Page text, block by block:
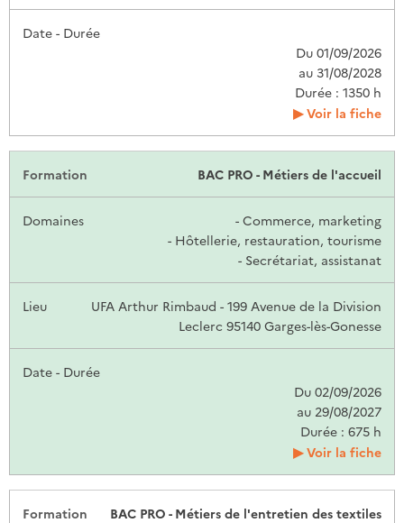
Du 01/09/2026
au 31/08/2028
Durée : 1350 h
Voir la fiche
BAC PRO - Métiers de l'accueil
- Commerce, marketing
- Hôtellerie, restauration, tourisme
- Secrétariat, assistanat
UFA Arthur Rimbaud - 199 Avenue de la Division
Leclerc 95140 Garges-lès-Gonesse
Du 02/09/2026
au 29/08/2027
Durée : 675 h
Voir la fiche
BAC PRO - Métiers de l'entretien des textiles